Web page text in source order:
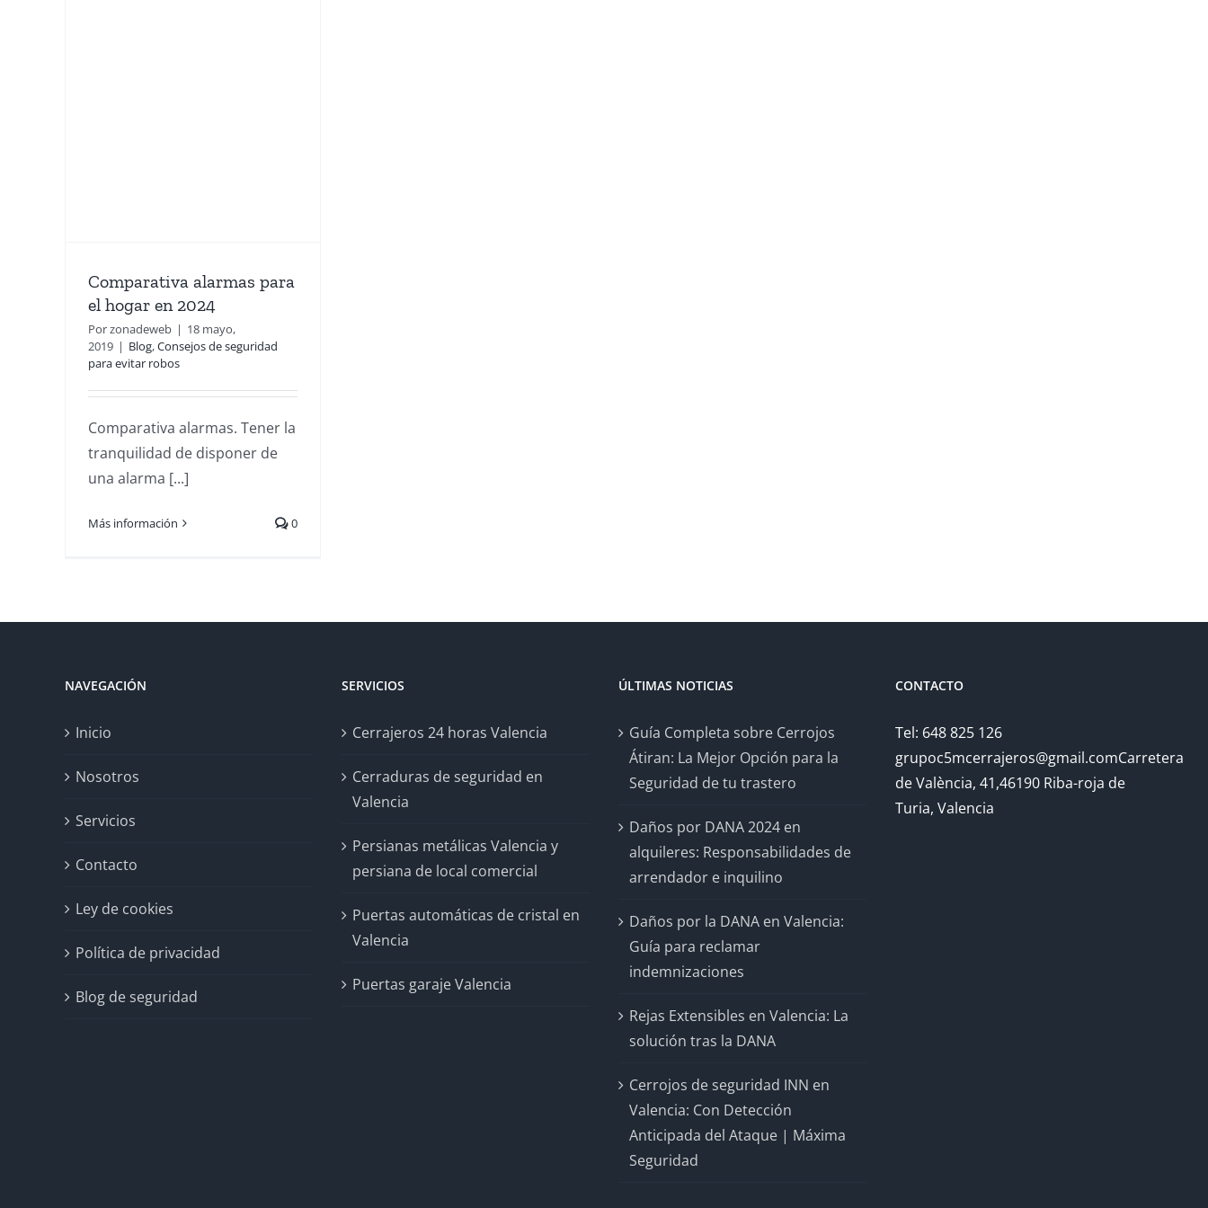
Comparativa alarmas para
el hogar en 2024
Porzonadeweb | 18 mayo,
2019 | Blog,Consejos de seguridad
para evitar robos
Comparativa alarmas. Tener la
tranquilidad de disponer de
una alarma [...]
Más información 0
NAVEGACIÓN
Inicio
Nosotros
Servicios
Contacto
Ley de cookies
Política de privacidad
Blog de seguridad
SERVICIOS
Cerrajeros 24 horas Valencia
Cerraduras de seguridad en
Valencia
Persianas metálicas Valencia y
persiana de local comercial
Puertas automáticas de cristal en
Valencia
Puertas garaje Valencia
ÚLTIMAS NOTICIAS
Guía Completa sobre Cerrojos
Átiran: La Mejor Opción para la
Seguridad de tu trastero
Daños por DANA 2024 en
alquileres: Responsabilidades de
arrendador e inquilino
Daños por la DANA en Valencia:
Guía para reclamar
indemnizaciones
Rejas Extensibles en Valencia: La
solución tras la DANA
Cerrojos de seguridad INN en
Valencia: Con Detección
Anticipada del Ataque | Máxima
Seguridad
CONTACTO
Tel: 648 825 126
grupoc5mcerrajeros@gmail.comCarretera
de València, 41,46190 Riba-roja de
Turia, Valencia